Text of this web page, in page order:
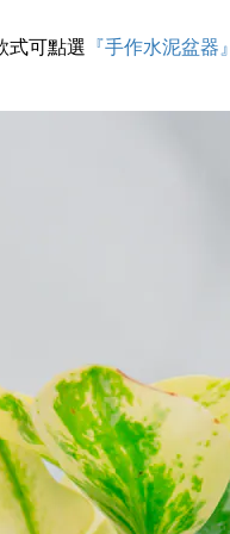
式可點選 『手作水泥盆器』